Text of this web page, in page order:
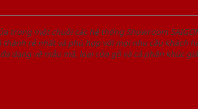
trong một chuỗi các hệ thống Showroom
rẻ nhất và phù hợp với mọi nhu cầu khách
dạng về mẫu mã, loại cửa gỗ và cả phân khúc